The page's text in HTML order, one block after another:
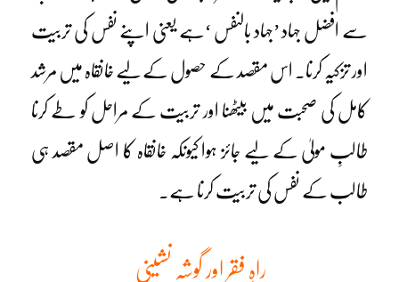
سے افضل جہاد ’جہاد بالنفس ‘ہے یعنی اپنے نفس کی تربیت
اور تزکیہ کرنا۔ اس مقصد کے حصول کے لیے خانقاہ میں مرشد
کامل کی صحبت میں بیٹھنا اور تربیت کے مراحل کو طے کرنا
طالبِ مولیٰ کے لیے جائز ہوا کیونکہ خانقاہ کا اصل مقصد ہی
طالب کے نفس کی تربیت کرنا ہے۔
راہِ فقر اور گوشہ نشینی